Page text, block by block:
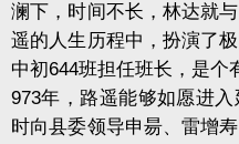
澜下，时间不长，林达就
遥的人生历程中，扮演了
中初644班担任班长，是个
973年，路遥能够如愿进
时向县委领导申昜、雷增